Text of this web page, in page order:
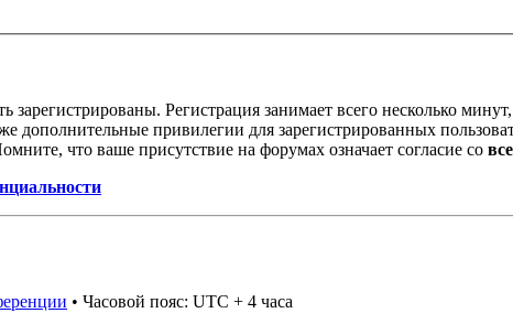
Регистрация занимает всего несколько
дополнительные привилегии для зарегистрированных
что ваше присутствие на форумах означает согласие со
• Часовой пояс: UTC + 4 часа